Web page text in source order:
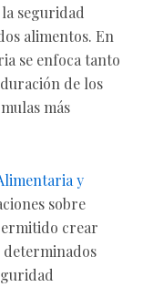
seguridad
alimentos. En
se enfoca tanto
de los
más
y
sobre
crear